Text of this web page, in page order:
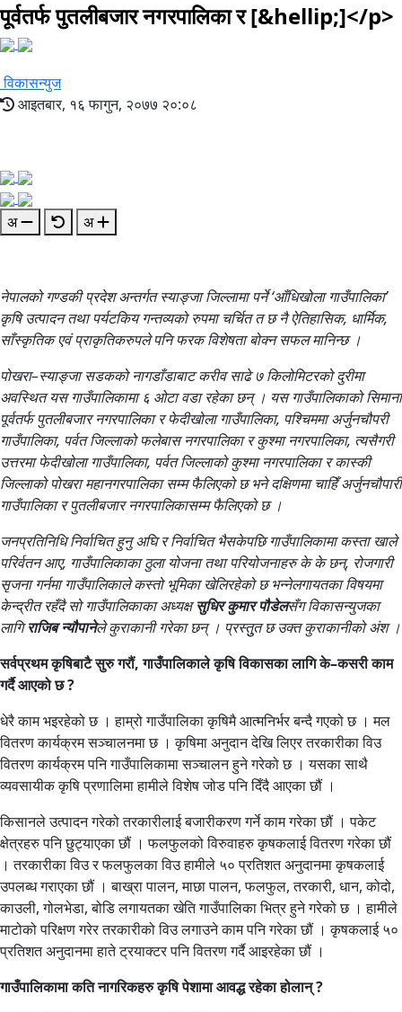
पूर्वतर्फ पुतलीबजार नगरपालिका र [&hellip;]</p>
विकासन्युज
आइतबार, १६ फागुन, २०७७ २०:०८
अ अ
नेपालको गण्डकी प्रदेश अन्तर्गत स्याङ्जा जिल्लामा पर्ने ‘आँधिखोला गाउँपालिका’
कृषि उत्पादन तथा पर्यटकिय गन्तव्यको रुपमा चर्चित त छ नै ऐतिहासिक, धार्मिक,
साँस्कृतिक एवं प्राकृतिकरुपले पनि फरक विशेषता बोक्न सफल मानिन्छ ।
पोखरा–स्याङ्जा सडकको नागडाँडाबाट करीव साढे ७ किलोमिटरको दुरीमा
अवस्थित यस गाउँपालिकामा ६ ओटा वडा रहेका छन् । यस गाउँपालिकाको सिमाना
पूर्वतर्फ पुतलीबजार नगरपालिका र फेदीखोला गाउँपालिका, पश्चिममा अर्जुनचौपरी
गाउँपालिका, पर्वत जिल्लाको फलेबास नगरपालिका र कुश्मा नगरपालिका, त्यसैगरी
उत्तरमा फेदीखोला गाउँपालिका, पर्वत जिल्लाको कुश्मा नगरपालिका र कास्की
जिल्लाको पोखरा महानगरपालिका सम्म फैलिएको छ भने दक्षिणमा चाहिँ अर्जुनचौपारी
गाउँपालिका र पुतलीबजार नगरपालिकासम्म फैलिएको छ ।
जनप्रतिनिधि निर्वाचित हुनु अघि र निर्वाचित भैसकेपछि गाउँपालिकामा कस्ता खाले
परिर्वतन आए, गाउँपालिकाका ठुला योजना तथा परियोजनाहरु के के छन्, रोजगारी
सृजना गर्नमा गाउँपालिकाले कस्तो भूमिका खेलिरहेको छ भन्नेलगायतका विषयमा
केन्द्रीत रहँदै सो गाउँपालिकाका अध्यक्षसुधिर कुमार पौडेलसँग विकासन्युजका
लागिराजिब न्यौपानेले कुराकानी गरेका छन् । प्रस्तुुत छ उक्त कुराकानीको अंश ।
सर्वप्रथम कृषिबाटै सुरु गरौं, गाउँपालिकाले कृषि विकासका लागि के–कसरी काम
गर्दै आएको छ ?
धेरै काम भइरहेको छ । हाम्रो गाउँपालिका कृषिमै आत्मनिर्भर बन्दै गएको छ । मल
वितरण कार्यक्रम सञ्चालनमा छ । कृषिमा अनुदान देखि लिएर तरकारीका विउ
वितरण कार्यक्रम पनि गाउँपालिकामा सञ्चालन हुने गरेको छ । यसका साथै
व्यवसायीक कृषि प्रणालिमा हामीले विशेष जोड पनि दिँदै आएका छौं ।
किसानले उत्पादन गरेको तरकारीलाई बजारीकरण गर्ने काम गरेका छौं । पकेट
क्षेत्रहरु पनि छुट्याएका छौं । फलफुलको विरुवाहरु कृषकलाई वितरण गरेका छौं
। तरकारीका विउ र फलफुलका विउ हामीले ५० प्रतिशत अनुदानमा कृषकलाई
उपलब्ध गराएका छौं । बाख्रा पालन, माछा पालन, फलफुल, तरकारी, धान, कोदो,
काउली, गोलभेडा, बोडि लगायतका खेति गाउँपालिका भित्र हुने गरेको छ । हामीले
माटोको परिक्षण गरेर तरकारीको विउ लगाउने काम पनि गरेका छौं । कृषकलाई ५०
प्रतिशत अनुदानमा हाते ट्रयाक्टर पनि वितरण गर्दै आइरहेका छौं ।
गाउँपालिकामा कति नागरिकहरु कृषि पेशामा आवद्ध रहेका होलान् ?